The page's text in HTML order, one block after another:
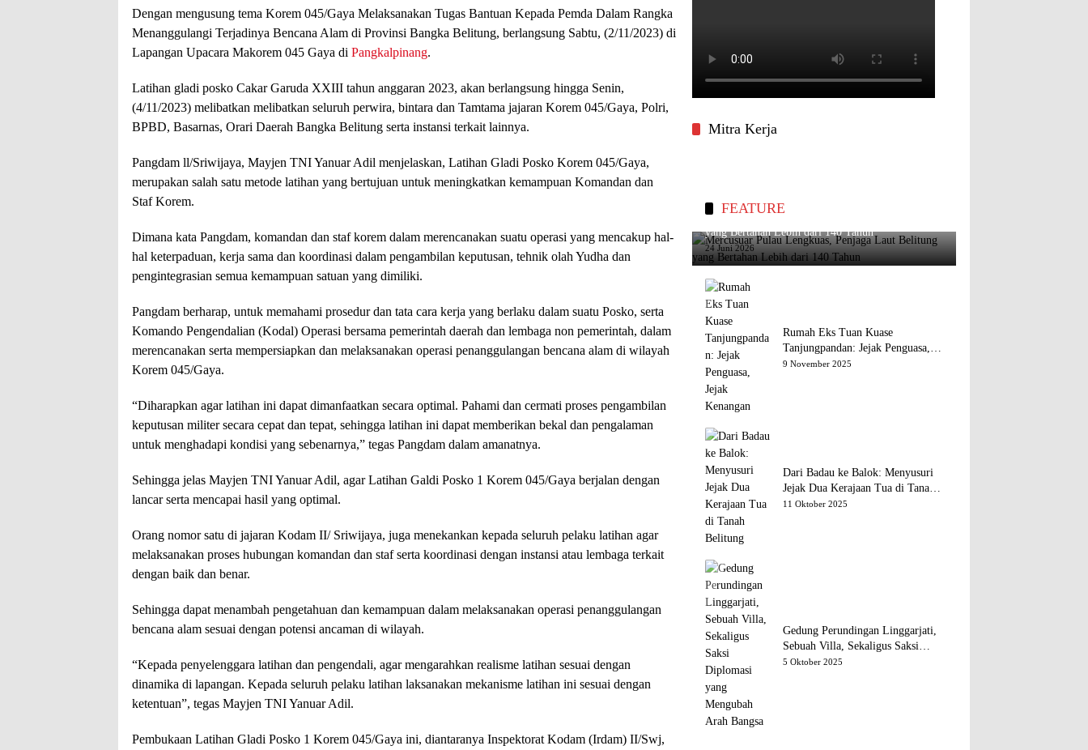
Dengan mengusung tema Korem 045/Gaya Melaksanakan Tugas Bantuan Kepada Pemda Dalam Rangka
Menanggulangi Terjadinya Bencana Alam di Provinsi Bangka Belitung, berlangsung Sabtu, (2/11/2023) di
Lapangan Upacara Makorem 045 Gaya di Pangkalpinang.
Latihan gladi posko Cakar Garuda XXIII tahun anggaran 2023, akan berlangsung hingga Senin,
(4/11/2023) melibatkan melibatkan seluruh perwira, bintara dan Tamtama jajaran Korem 045/Gaya, Polri,
BPBD, Basarnas, Orari Daerah Bangka Belitung serta instansi terkait lainnya.
Pangdam ll/Sriwijaya, Mayjen TNI Yanuar Adil menjelaskan, Latihan Gladi Posko Korem 045/Gaya,
merupakan salah satu metode latihan yang bertujuan untuk meningkatkan kemampuan Komandan dan
Staf Korem.
Dimana kata Pangdam, komandan dan staf korem dalam merencanakan suatu operasi yang mencakup hal-
hal keterpaduan, kerja sama dan koordinasi dalam pengambilan keputusan, tehnik olah Yudha dan
pengintegrasian semua kemampuan satuan yang dimiliki.
Pangdam berharap, untuk memahami prosedur dan tata cara kerja yang berlaku dalam suatu Posko, serta
Komando Pengendalian (Kodal) Operasi bersama pemerintah daerah dan lembaga non pemerintah, dalam
merencanakan serta mempersiapkan dan melaksanakan operasi penanggulangan bencana alam di wilayah
Korem 045/Gaya.
“Diharapkan agar latihan ini dapat dimanfaatkan secara optimal. Pahami dan cermati proses pengambilan
keputusan militer secara cepat dan tepat, sehingga latihan ini dapat memberikan bekal dan pengalaman
untuk menghadapi kondisi yang sebenarnya,” tegas Pangdam dalam amanatnya.
Sehingga jelas Mayjen TNI Yanuar Adil, agar Latihan Galdi Posko 1 Korem 045/Gaya berjalan dengan
lancar serta mencapai hasil yang optimal.
Orang nomor satu di jajaran Kodam II/ Sriwijaya, juga menekankan kepada seluruh pelaku latihan agar
melaksanakan proses hubungan komandan dan staf serta koordinasi dengan instansi atau lembaga terkait
dengan baik dan benar.
Sehingga dapat menambah pengetahuan dan kemampuan dalam melaksanakan operasi penanggulangan
bencana alam sesuai dengan potensi ancaman di wilayah.
“Kepada penyelenggara latihan dan pengendali, agar mengarahkan realisme latihan sesuai dengan
dinamika di lapangan. Kepada seluruh pelaku latihan laksanakan mekanisme latihan ini sesuai dengan
ketentuan”, tegas Mayjen TNI Yanuar Adil.
Pembukaan Latihan Gladi Posko 1 Korem 045/Gaya ini, diantaranya Inspektorat Kodam (Irdam) II/Swj,
Mitra Kerja
FEATURE
Mercusuar Pulau Lengkuas, Penjaga Laut Belitung
yang Bertahan Lebih dari 140 Tahun
24 Juni 2026
Rumah Eks Tuan Kuase
Tanjungpandan: Jejak Penguasa,
Jejak Kenangan
9 November 2025
Dari Badau ke Balok: Menyusuri
Jejak Dua Kerajaan Tua di Tanah
Belitung
11 Oktober 2025
Gedung Perundingan Linggarjati,
Sebuah Villa, Sekaligus Saksi
Diplomasi yang Mengubah Arah
5 Oktober 2025